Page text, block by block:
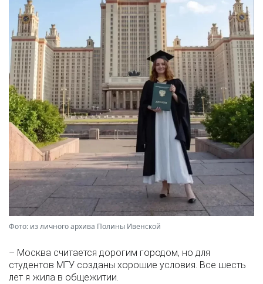
Фото: из личного архива Полины Ивенской
– Москва считается дорогим городом, но для
студентов МГУ созданы хорошие условия. Все шесть
лет я жила в общежитии.